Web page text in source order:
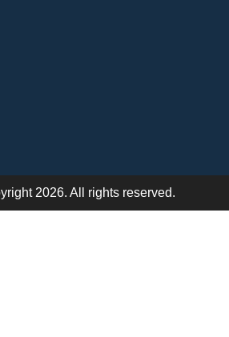
2026. All rights reserved.